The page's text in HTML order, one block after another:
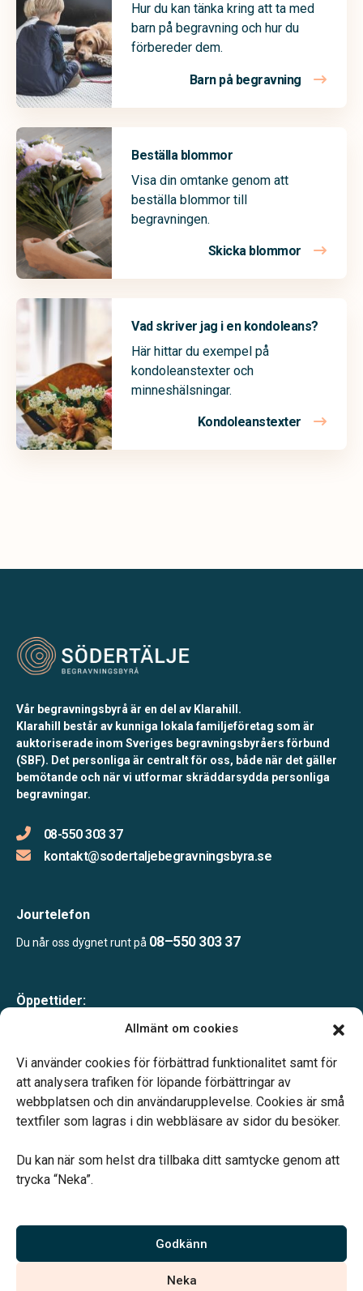
Allmänt om cookies
Vi använder cookies för förbättrad funktionalitet samt för
att analysera trafiken för löpande förbättringar av
webbplatsen och din användarupplevelse. Cookies är små
textfiler som lagras i din webbläsare av sidor du besöker.
Du kan när som helst dra tillbaka ditt samtycke genom att
trycka “Neka”.
Godkänn
Neka
Hur du kan tänka kring att ta med
barn på begravning och hur du
förbereder dem.
Barn på begravning
Beställa blommor
Visa din omtanke genom att
beställa blommor till
begravningen.
Skicka blommor
Vad skriver jag i en kondoleans?
Här hittar du exempel på
kondoleanstexter och
minneshälsningar.
Kondoleanstexter
Vår begravningsbyrå är en del av Klarahill.
Klarahill består av kunniga lokala familjeföretag som är
auktoriserade inom Sveriges begravningsbyråers förbund
(SBF). Det personliga är centralt för oss, både när det gäller
bemötande och när vi utformar skräddarsydda personliga
begravningar.
08-550 303 37
kontakt@sodertaljebegravningsbyra.se
Jourtelefon
Du når oss dygnet runt på 08–550 303 37
Öppettider:
Lunchstängt 12.00–13.00
Telefonjour dygnet runt
Vi är auktoriserade av Sveriges Begravningsbyråers Förbund och
har högt ställda krav på utbildning, kvalitet, miljö och arbetsmiljö.